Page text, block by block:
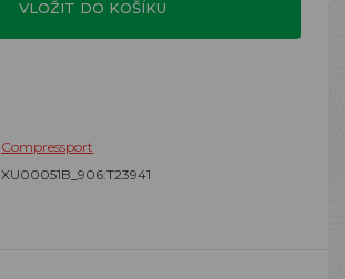
VLOŽIT DO KOŠÍKU
Compressport
XU00051B_906:T23941